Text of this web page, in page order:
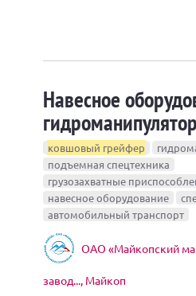
Навесное
ковшовый грейфер
подъемная спецтехника
грузозахватные
навесное оборудование
автомобильный транспорт
ОАО «Майкопский
завод..., Майкоп